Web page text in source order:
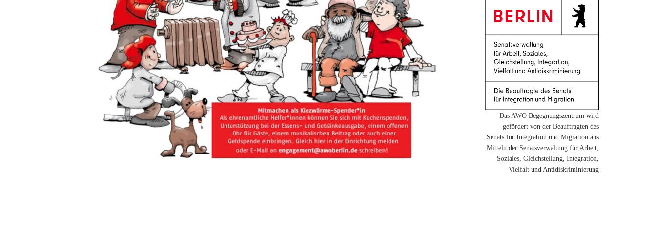
Das AWO Begegnungszentrum wird
gefördert von der Beauftragten des
Senats für Integration und Migration aus
Mitteln der Senatsverwaltung für Arbeit,
Soziales, Gleichstellung, Integration,
Vielfalt und Antidiskriminierung